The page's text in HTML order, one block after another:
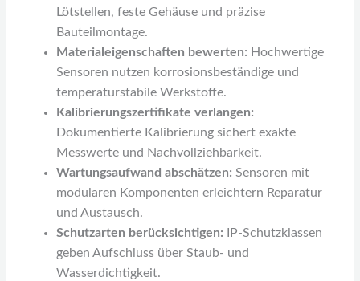
Lötstellen, feste Gehäuse und präzise
Bauteilmontage.
Materialeigenschaften bewerten: Hochwertige
Sensoren nutzen korrosionsbeständige und
temperaturstabile Werkstoffe.
Kalibrierungszertifikate verlangen:
Dokumentierte Kalibrierung sichert exakte
Messwerte und Nachvollziehbarkeit.
Wartungsaufwand abschätzen: Sensoren mit
modularen Komponenten erleichtern Reparatur
und Austausch.
Schutzarten berücksichtigen: IP-Schutzklassen
geben Aufschluss über Staub- und
Wasserdichtigkeit.